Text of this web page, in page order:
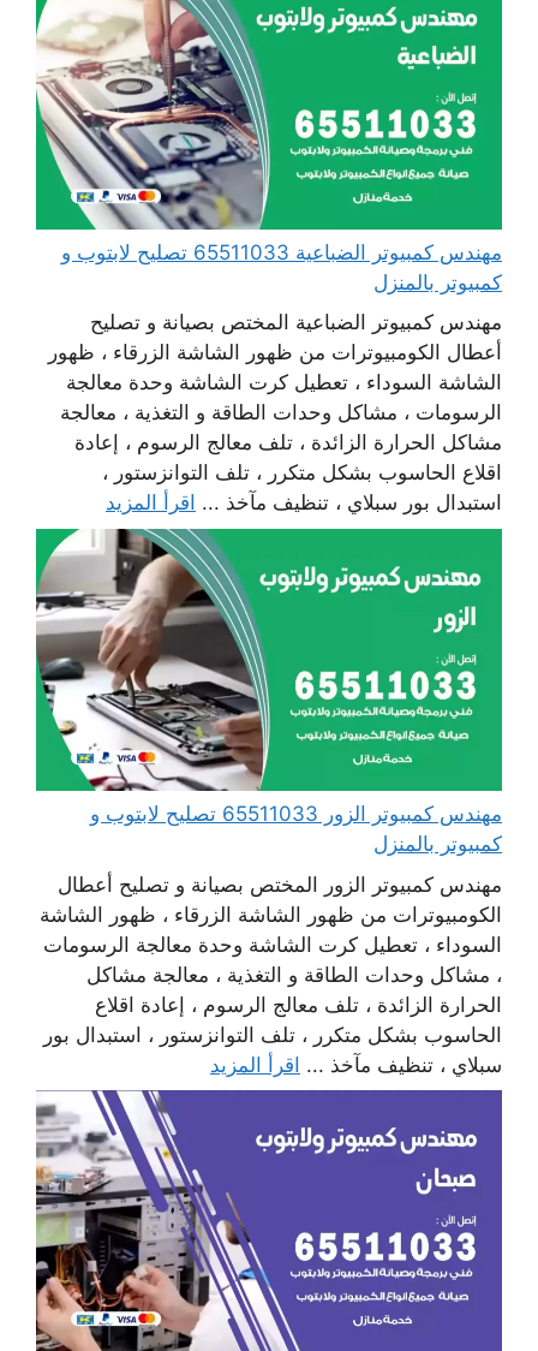
مهندس كمبيوتر الضباعية 65511033 تصليح لابتوب و
كمبيوتر بالمنزل
مهندس كمبيوتر الضباعية المختص بصيانة و تصليح
أعطال الكومبيوترات من ظهور الشاشة الزرقاء ، ظهور
الشاشة السوداء ، تعطيل كرت الشاشة وحدة معالجة
الرسومات ، مشاكل وحدات الطاقة و التغذية ، معالجة
مشاكل الحرارة الزائدة ، تلف معالج الرسوم ، إعادة
اقلاع الحاسوب بشكل متكرر ، تلف التوانزستور ،
استبدال بور سبلاي ، تنظيف مآخذ ... اقرأ المزيد
مهندس كمبيوتر الزور 65511033 تصليح لابتوب و
كمبيوتر بالمنزل
مهندس كمبيوتر الزور المختص بصيانة و تصليح أعطال
الكومبيوترات من ظهور الشاشة الزرقاء ، ظهور الشاشة
السوداء ، تعطيل كرت الشاشة وحدة معالجة الرسومات
، مشاكل وحدات الطاقة و التغذية ، معالجة مشاكل
الحرارة الزائدة ، تلف معالج الرسوم ، إعادة اقلاع
الحاسوب بشكل متكرر ، تلف التوانزستور ، استبدال بور
سبلاي ، تنظيف مآخذ ... اقرأ المزيد